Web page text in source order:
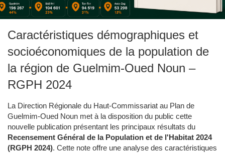
Caractéristiques démographiques et
socioéconomiques de la population de
la région de Guelmim-Oued Noun –
RGPH 2024
La Direction Régionale du Haut-Commissariat au Plan de
Guelmim-Oued Noun met à la disposition du public cette
nouvelle publication présentant les principaux résultats du
Recensement Général de la Population et de l'Habitat 2024
(RGPH 2024). Cette note offre une analyse des caractéristiques